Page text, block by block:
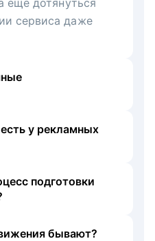
сервиса даже
у рекламных
подготовки
бывают?